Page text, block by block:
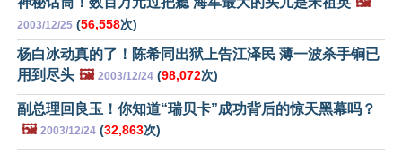
2003/12/25 (56,558次)
杨白冰动真的了！陈希同出狱上告江泽民 薄一波杀手锏已
用到尽头 🖼️ 2003/12/24 (98,072次)
副总理回良玉！你知道“瑞贝卡”成功背后的惊天黑幕吗？
🖼️ 2003/12/24 (32,863次)